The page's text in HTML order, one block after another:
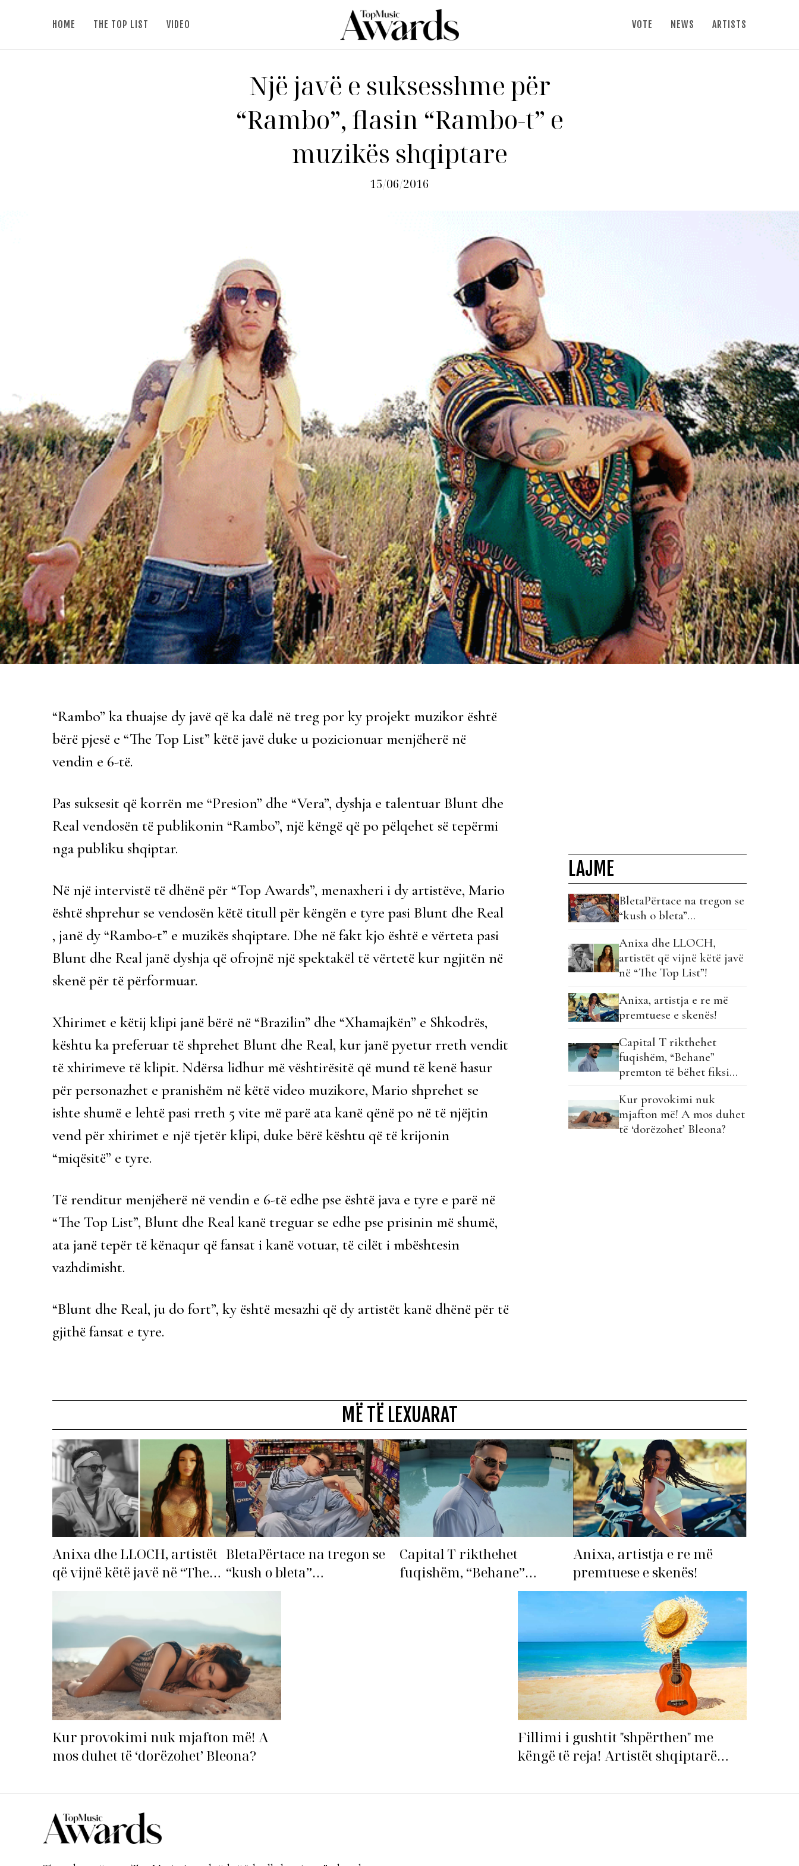
HOME THE TOP LIST VIDEO VOTE NEWS ARTISTS
Një javë e suksesshme për
“Rambo”, flasin “Rambo-t” e
muzikës shqiptare
15/06/2016
“Rambo” ka thuajse dy javë që ka dalë në treg por ky projekt muzikor është
bërë pjesë e “The Top List” këtë javë duke u pozicionuar menjëherë në
vendin e 6-të.
Pas suksesit që korrën me “Presion” dhe “Vera”, dyshja e talentuar Blunt dhe
Real vendosën të publikonin “Rambo”, një këngë që po pëlqehet së tepërmi
nga publiku shqiptar.
Në një intervistë të dhënë për “Top Awards”, menaxheri i dy artistëve, Mario
është shprehur se vendosën këtë titull për këngën e tyre pasi Blunt dhe Real
, janë dy “Rambo-t” e muzikës shqiptare. Dhe në fakt kjo është e vërteta pasi
Blunt dhe Real janë dyshja që ofrojnë një spektakël të vërtetë kur ngjitën në
skenë për të përformuar.
Xhirimet e këtij klipi janë bërë në “Brazilin” dhe “Xhamajkën” e Shkodrës,
kështu ka preferuar të shprehet Blunt dhe Real, kur janë pyetur rreth vendit
të xhirimeve të klipit. Ndërsa lidhur më vështirësitë që mund të kenë hasur
për personazhet e pranishëm në këtë video muzikore, Mario shprehet se
ishte shumë e lehtë pasi rreth 5 vite më parë ata kanë qënë po në të njëjtin
vend për xhirimet e një tjetër klipi, duke bërë kështu që të krijonin
“miqësitë” e tyre.
Të renditur menjëherë në vendin e 6-të edhe pse është java e tyre e parë në
“The Top List”, Blunt dhe Real kanë treguar se edhe pse prisinin më shumë,
ata janë tepër të kënaqur që fansat i kanë votuar, të cilët i mbështesin
vazhdimisht.
“Blunt dhe Real, ju do fort”, ky është mesazhi që dy artistët kanë dhënë për të
gjithë fansat e tyre.
LAJME
BletaPërtace na tregon se
“kush o bleta”…
Anixa dhe LLOCH,
artistët që vijnë këtë javë
në “The Top List”!
Anixa, artistja e re më
premtuese e skenës!
Capital T rikthehet
fuqishëm, “Behane”
premton të bëhet fiksimi
Kur provokimi nuk
mjafton më! A mos duhet
të ‘dorëzohet’ Bleona?
MË TË LEXUARAT
Anixa dhe LLOCH, artistët
që vijnë këtë javë në “The
BletaPërtace na tregon se
“kush o bleta”…
Capital T rikthehet
fuqishëm, “Behane”
premton të bëhet fiksimi i
Anixa, artistja e re më
premtuese e skenës!
Kur provokimi nuk mjafton më! A
mos duhet të ‘dorëzohet’ Bleona?
Fillimi i gushtit "shpërthen" me
këngë të reja! Artistët shqiptarë